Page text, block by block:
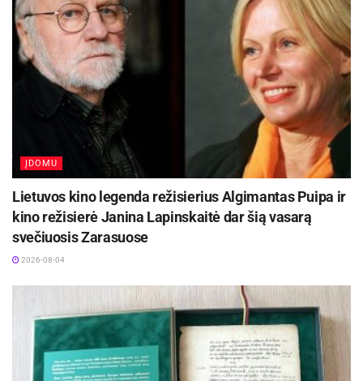
ĮDOMU
Lietuvos kino legenda režisierius Algimantas Puipa ir
kino režisierė Janina Lapinskaitė dar šią vasarą
svečiuosis Zarasuose
2026-08-04